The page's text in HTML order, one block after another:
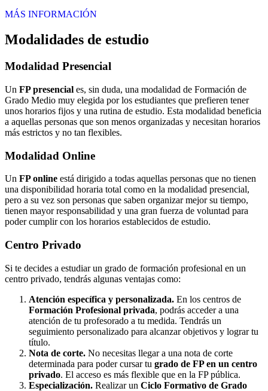
MÁS INFORMACIÓN
Modalidades de estudio
Modalidad Presencial
Un FP presencial es, sin duda, una modalidad de Formación de
Grado Medio muy elegida por los estudiantes que prefieren tener
unos horarios fijos y una rutina de estudio. Esta modalidad beneficia
a aquellas personas que son menos organizadas y necesitan horarios
más estrictos y no tan flexibles.
Modalidad Online
Un FP online está dirigido a todas aquellas personas que no tienen
una disponibilidad horaria total como en la modalidad presencial,
pero a su vez son personas que saben organizar mejor su tiempo,
tienen mayor responsabilidad y una gran fuerza de voluntad para
poder cumplir con los horarios establecidos de estudio.
Centro Privado
Si te decides a estudiar un grado de formación profesional en un
centro privado, tendrás algunas ventajas como:
Atención específica y personalizada. En los centros de
Formación Profesional privada, podrás acceder a una
atención de tu profesorado a tu medida. Tendrás un
seguimiento personalizado para alcanzar objetivos y lograr tu
título.
Nota de corte. No necesitas llegar a una nota de corte
determinada para poder cursar tu grado de FP en un centro
privado. El acceso es más flexible que en la FP pública.
Especialización. Realizar un Ciclo Formativo de Grado